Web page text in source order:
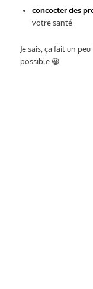
concocter des
votre santé
Je sais, ça fait un
possible 😀